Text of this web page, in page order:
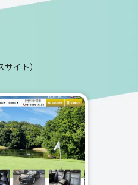
イト）